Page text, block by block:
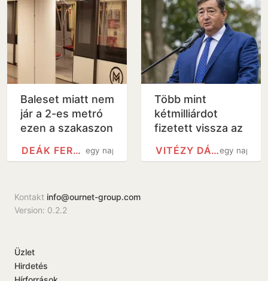
Baleset miatt nem
jár a 2-es metró
ezen a szakaszon
egy nap
DEÁK FERENC TÉR METRÓÁLLOMÁS
Több mint
kétmilliárdot
fizetett vissza az
államnak egy
Mészáros
egy nap
VITÉZY DÁVID
Kontakt info@ournet-group.com
Version: 0.2.2
Üzlet
Hirdetés